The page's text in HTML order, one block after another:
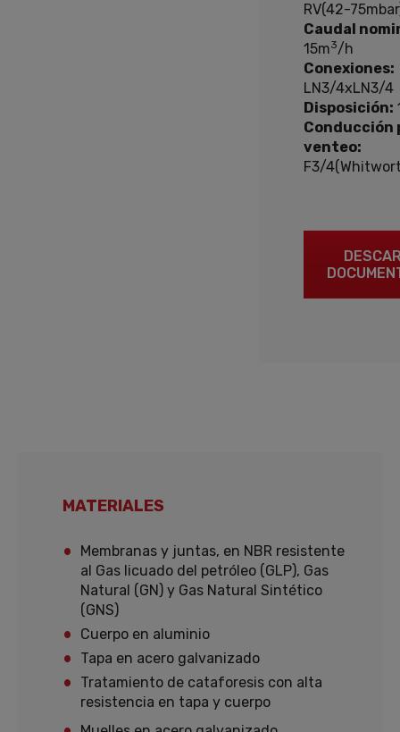
RV(42-
Caudal
15m3/h
Conexiones:
LN3/4xLN3/4
Disposición:
Conducción
venteo:
F3/
MATERIALES
Membranas y juntas, en NBR resistente
al Gas licuado del petróleo (GLP), Gas
Natural (GN) y Gas Natural Sintético
(GNS)
Cuerpo en aluminio
Tapa en acero galvanizado
Tratamiento de cataforesis con alta
resistencia en tapa y cuerpo